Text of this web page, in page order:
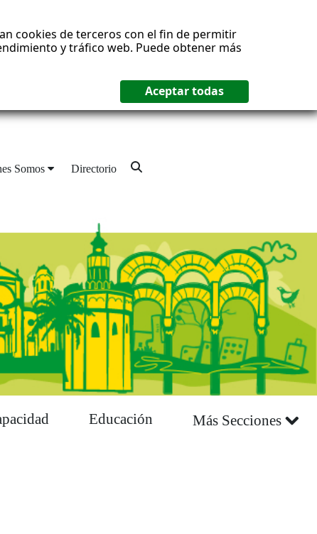
cookies de terceros con el fin de permitir
y tráfico web. Puede obtener más
Somos Directorio
Educación Más Secciones